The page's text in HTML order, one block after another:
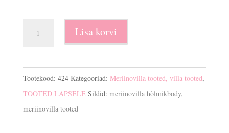
hõlmikbody
Lisa korvi
Tootekood: 424 Kategooriad: Meriinovilla tooted, villa tooted,
TOOTED LAPSELE Sildid: meriinovilla hõlmikbody,
meriinovilla tooted